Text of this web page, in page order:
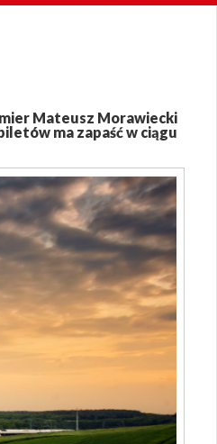
Mateusz Morawiecki
ma zapaść w ciągu